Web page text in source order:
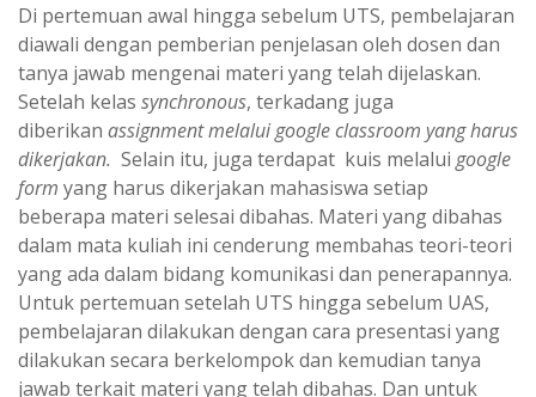
Di pertemuan awal hingga sebelum UTS, pembelajaran
diawali dengan pemberian penjelasan oleh dosen dan
tanya jawab mengenai materi yang telah dijelaskan.
Setelah kelas synchronous, terkadang juga
diberikan assignment melalui google classroom yang harus
dikerjakan. Selain itu, juga terdapat kuis melalui google
form yang harus dikerjakan mahasiswa setiap
beberapa materi selesai dibahas. Materi yang dibahas
dalam mata kuliah ini cenderung membahas teori-teori
yang ada dalam bidang komunikasi dan penerapannya.
Untuk pertemuan setelah UTS hingga sebelum UAS,
pembelajaran dilakukan dengan cara presentasi yang
dilakukan secara berkelompok dan kemudian tanya
jawab terkait materi yang telah dibahas. Dan untuk